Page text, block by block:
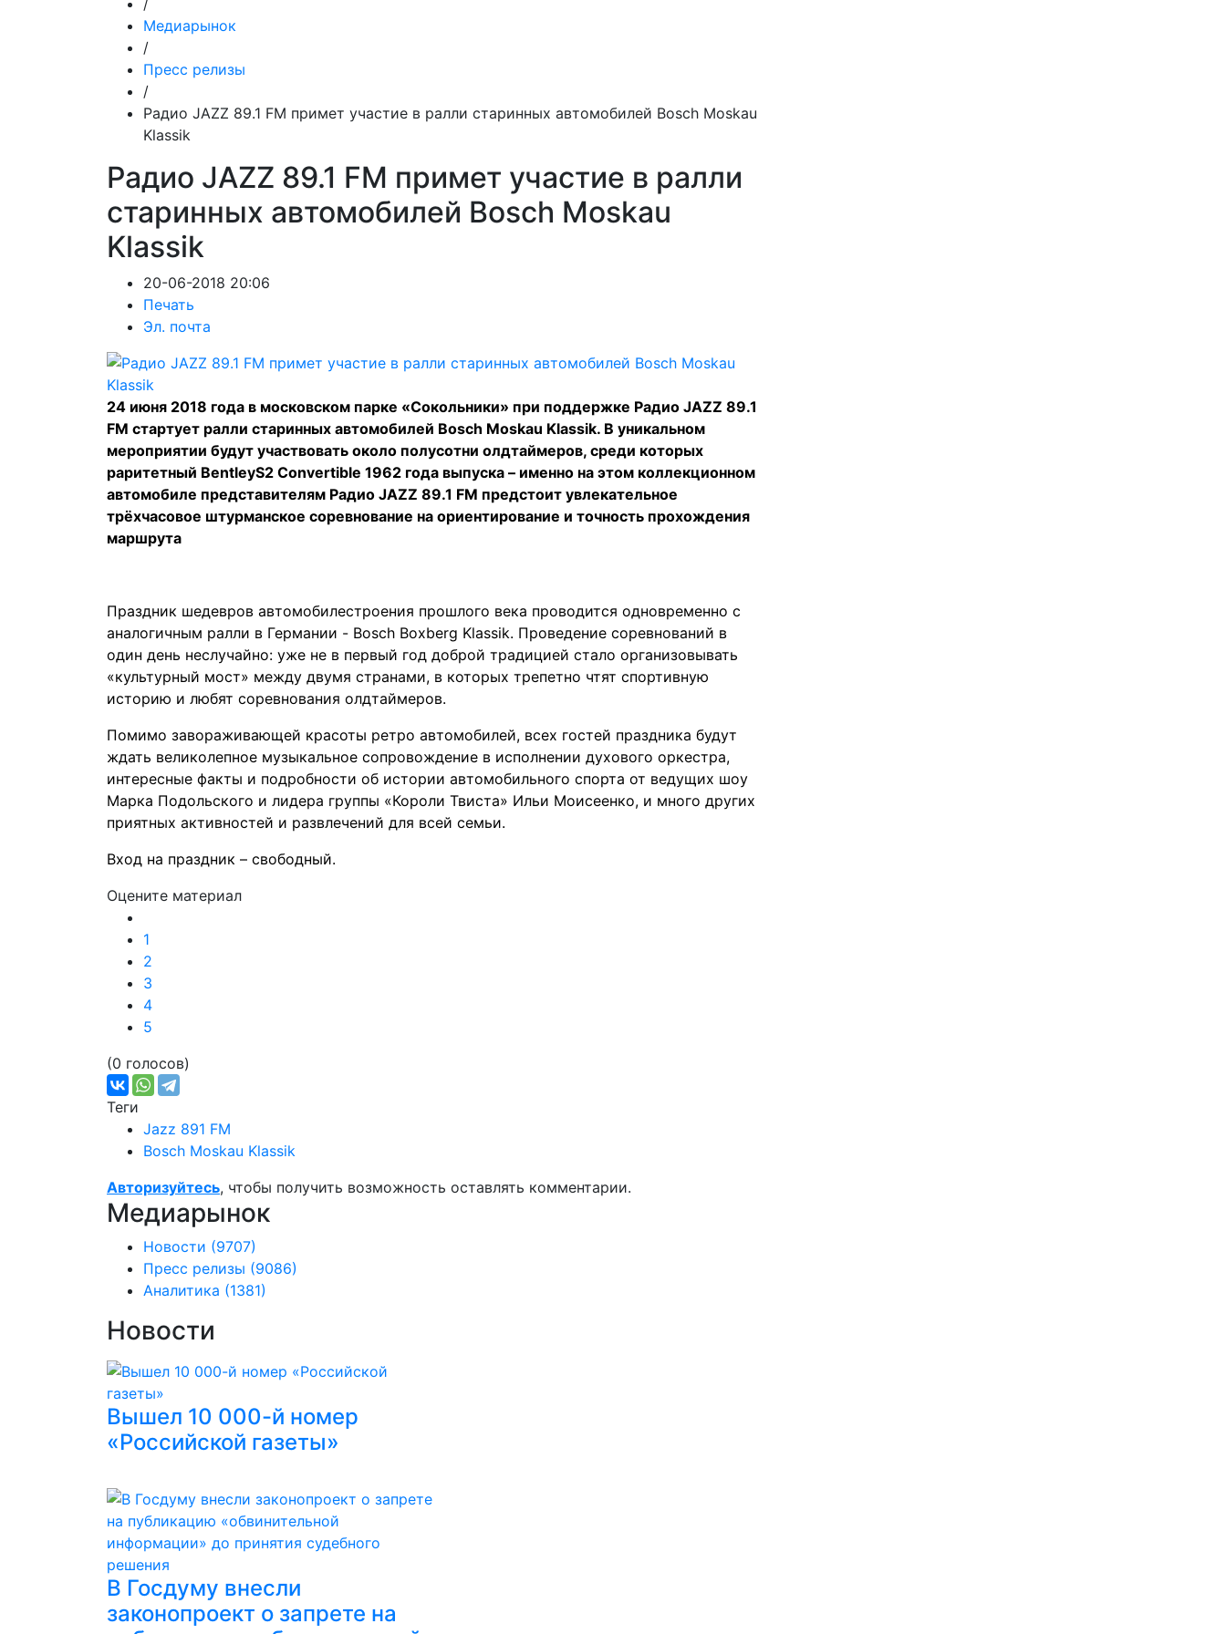
/
Медиарынок
/
Пресс релизы
/
Радио JAZZ 89.1 FM примет участие в ралли старинных автомобилей Bosch Moskau
Klassik
Радио JAZZ 89.1 FM примет участие в ралли
старинных автомобилей Bosch Moskau
Klassik
20-06-2018 20:06
Печать
Эл. почта
24 июня 2018 года в московском парке «Сокольники» при поддержке Радио JAZZ 89.1
FM стартует ралли старинных автомобилей Bosch Moskau Klassik. В уникальном
мероприятии будут участвовать около полусотни олдтаймеров, среди которых
раритетный BentleyS2 Convertible 1962 года выпуска – именно на этом коллекционном
автомобиле представителям Радио JAZZ 89.1 FM предстоит увлекательное
трёхчасовое штурманское соревнование на ориентирование и точность прохождения
маршрута
Праздник шедевров автомобилестроения прошлого века проводится одновременно с
аналогичным ралли в Германии - Bosch Boxberg Klassik. Проведение соревнований в
один день неслучайно: уже не в первый год доброй традицией стало организовывать
«культурный мост» между двумя странами, в которых трепетно чтят спортивную
историю и любят соревнования олдтаймеров.
Помимо завораживающей красоты ретро автомобилей, всех гостей праздника будут
ждать великолепное музыкальное сопровождение в исполнении духового оркестра,
интересные факты и подробности об истории автомобильного спорта от ведущих шоу
Марка Подольского и лидера группы «Короли Твиста» Ильи Моисеенко, и много других
приятных активностей и развлечений для всей семьи.
Вход на праздник – свободный.
Оцените материал
1
2
3
4
5
(0 голосов)
Теги
Jazz 891 FM
Bosch Moskau Klassik
Авторизуйтесь, чтобы получить возможность оставлять комментарии.
Медиарынок
Новости (9707)
Пресс релизы (9086)
Аналитика (1381)
Новости
Вышел 10 000-й номер
«Российской газеты»
В Госдуму внесли
законопроект о запрете на